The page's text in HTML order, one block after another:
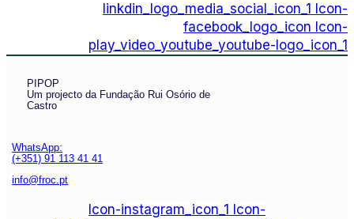
linkdin_logo_media_social_icon_1
Icon-
facebook_logo_icon Icon-
play_video_youtube_youtube-logo_icon_1
PIPOP
Um projecto da Fundação Rui Osório de
Castro
WhatsApp:
(+351) 91 113 41 41
info@froc.pt
Icon-instagram_icon_1
Icon-